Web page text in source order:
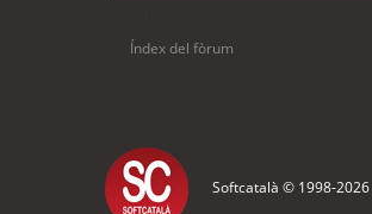
Índex del fòrum
Softcatalà © 1998-2026